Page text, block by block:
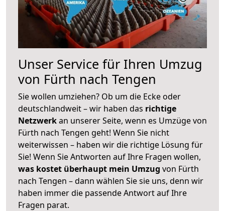
Unser Service für Ihren Umzug
von Fürth nach Tengen
Sie wollen umziehen? Ob um die Ecke oder
deutschlandweit – wir haben das richtige
Netzwerkan unserer Seite, wenn es Umzüge von
Fürth nach Tengen geht! Wenn Sie nicht
weiterwissen – haben wir die richtige Lösung für
Sie! Wenn Sie Antworten auf Ihre Fragen wollen,
was kostet überhaupt mein Umzug von Fürth
nach Tengen – dann wählen Sie sie uns, denn wir
haben immer die passende Antwort auf Ihre
Fragen parat.